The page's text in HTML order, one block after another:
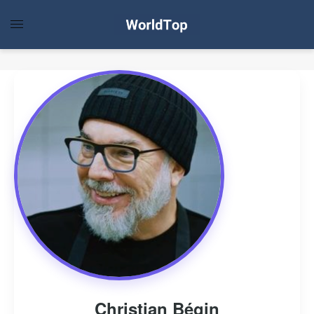
Christian Bégin